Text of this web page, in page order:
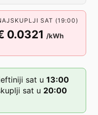
SAT (19:00)
0.0321 /kWh
sat u 13:00
sat u 20:00